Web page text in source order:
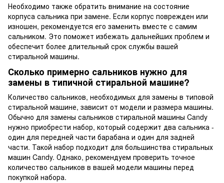
Необходимо также обратить внимание на состояние
корпуса сальника при замене. Если корпус поврежден или
изношен, рекомендуется его заменить вместе с самим
сальником. Это поможет избежать дальнейших проблем и
обеспечит более длительный срок службы вашей
стиральной машины.
Сколько примерно сальников нужно для
замены в типичной стиральной машине?
Количество сальников, необходимых для замены в типовой
стиральной машине, зависит от модели и размера машины.
Обычно для замены сальников стиральной машины Candy
нужно приобрести набор, который содержит два сальника -
один для передней части барабана и один для задней
части. Такой набор подходит для большинства стиральных
машин Candy. Однако, рекомендуем проверить точное
количество сальников в вашей модели машины перед
покупкой набора.